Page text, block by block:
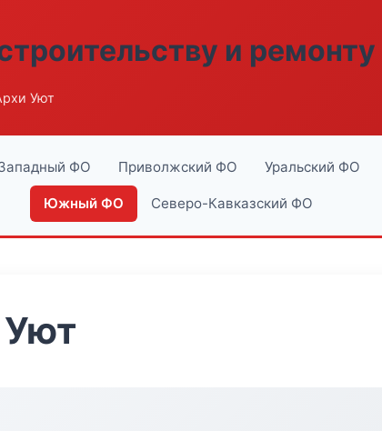
и ремонту
Уют
ФО Приволжский ФО Уральский ФО
Южный ФО Северо-Кавказский ФО